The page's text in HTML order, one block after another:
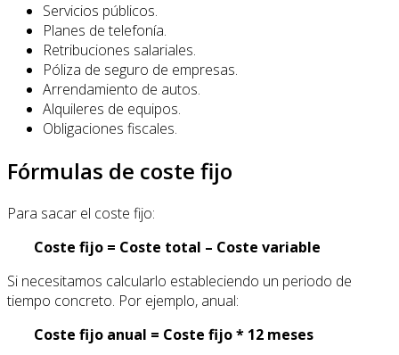
Servicios públicos.
Planes de telefonía.
Retribuciones salariales.
Póliza de seguro de empresas.
Arrendamiento de autos.
Alquileres de equipos.
Obligaciones fiscales.
Fórmulas de coste fijo
Para sacar el coste fijo:
Coste fijo = Coste total – Coste variable
Si necesitamos calcularlo estableciendo un periodo de
tiempo concreto. Por ejemplo, anual:
Coste fijo anual = Coste fijo * 12 meses